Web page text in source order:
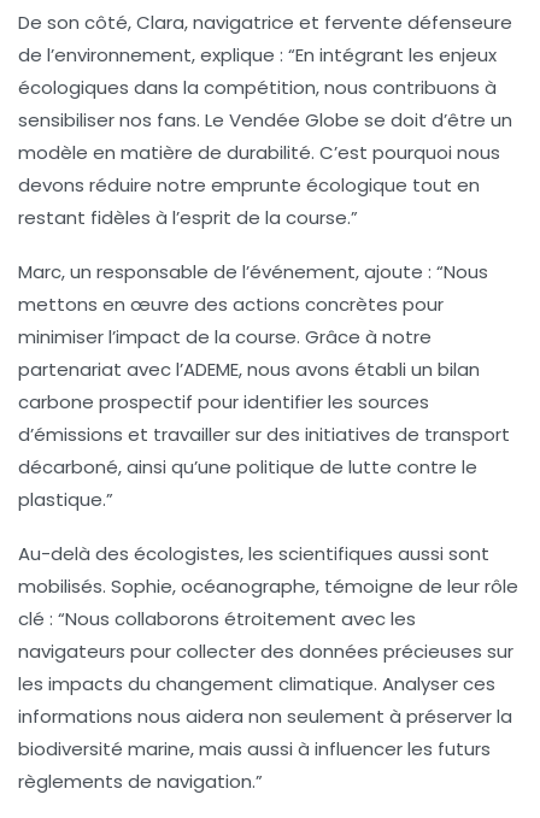
De son côté, Clara, navigatrice et fervente défenseure
de l’environnement, explique : “En intégrant les enjeux
écologiques dans la compétition, nous contribuons à
sensibiliser nos fans. Le Vendée Globe se doit d’être un
modèle en matière de durabilité. C’est pourquoi nous
devons réduire notre emprunte écologique tout en
restant fidèles à l’esprit de la course.”
Marc, un responsable de l’événement, ajoute : “Nous
mettons en œuvre des actions concrètes pour
minimiser l’impact de la course. Grâce à notre
partenariat avec l’ADEME, nous avons établi un bilan
carbone prospectif pour identifier les sources
d’émissions et travailler sur des initiatives de transport
décarboné, ainsi qu’une politique de lutte contre le
plastique.”
Au-delà des écologistes, les scientifiques aussi sont
mobilisés. Sophie, océanographe, témoigne de leur rôle
clé : “Nous collaborons étroitement avec les
navigateurs pour collecter des données précieuses sur
les impacts du changement climatique. Analyser ces
informations nous aidera non seulement à préserver la
biodiversité marine, mais aussi à influencer les futurs
règlements de navigation.”